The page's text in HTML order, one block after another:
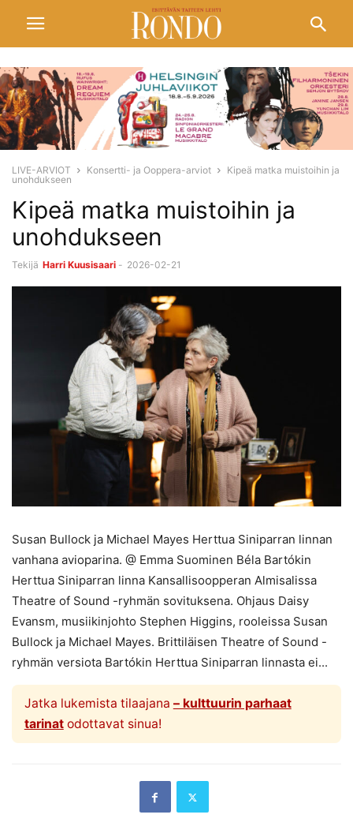
LIVE-ARVIOT Konsertti- ja Ooppera-arviot
Kipeä matka muistoihin ja
unohdukseen
Kipeä matka muistoihin ja
unohdukseen
Tekijä Harri Kuusisaari - 2026-02-21
Susan Bullock ja Michael Mayes Herttua Siniparran linnan
vanhana avioparina. @ Emma Suominen Béla Bartókin
Herttua Siniparran linna Kansallisoopperan Almisalissa
Theatre of Sound -ryhmän sovituksena. Ohjaus Daisy
Evansm, musiikinjohto Stephen Higgins, rooleissa Susan
Bullock ja Michael Mayes. Brittiläisen Theatre of Sound -
ryhmän versiota Bartókin Herttua Siniparran linnasta ei...
Jatka lukemista tilaajana – kulttuurin parhaat
tarinatodottavat sinua!